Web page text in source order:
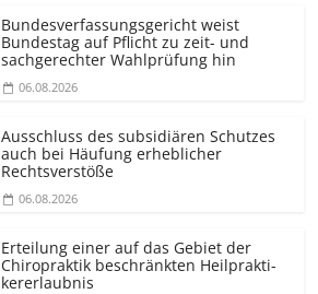
Bundesver­fassungsgericht weist
Bundestag auf Pflicht zu zeit- und
sachgerechter Wahlprüfung hin
06.08.2026
Ausschluss des subsidiären Schutzes
auch bei Häufung erheblicher
Rechtsverstöße
06.08.2026
Erteilung einer auf das Gebiet der
Chiropraktik beschränkten Heilprakti­
kererlaubnis